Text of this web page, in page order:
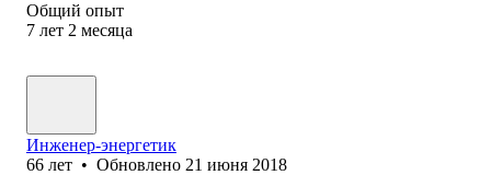
Общий опыт
7 лет 2 месяца
Инженер-энергетик
66 лет • Обновлено 21 июня 2018